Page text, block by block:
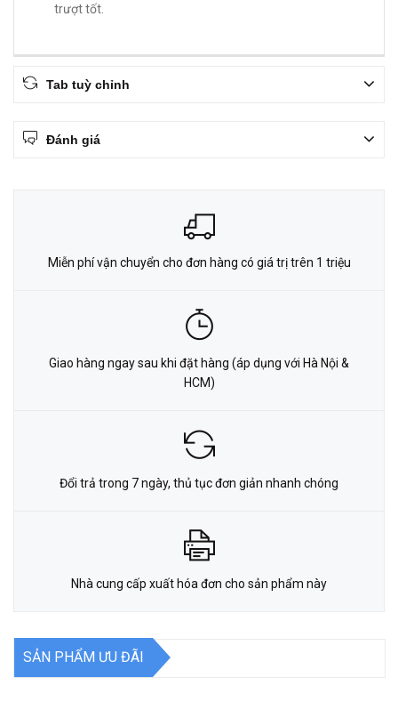
trượt tốt.
Tab tuỳ chỉnh
Đánh giá
Miễn phí vận chuyển cho đơn hàng có giá trị trên 1 triệu
Giao hàng ngay sau khi đặt hàng (áp dụng với Hà Nội &
HCM)
Đổi trả trong 7 ngày, thủ tục đơn giản nhanh chóng
Nhà cung cấp xuất hóa đơn cho sản phẩm này
SẢN PHẨM ƯU ĐÃI